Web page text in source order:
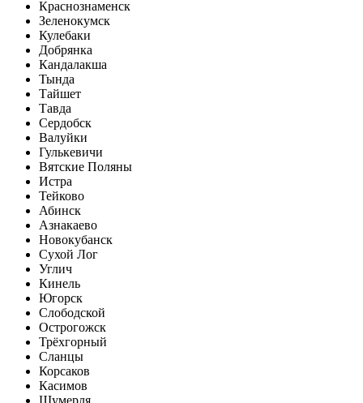
Краснознаменск
Зеленокумск
Кулебаки
Добрянка
Кандалакша
Тында
Тайшет
Тавда
Сердобск
Валуйки
Гулькевичи
Вятские Поляны
Истра
Тейково
Абинск
Азнакаево
Новокубанск
Сухой Лог
Углич
Кинель
Югорск
Слободской
Острогожск
Трёхгорный
Сланцы
Корсаков
Касимов